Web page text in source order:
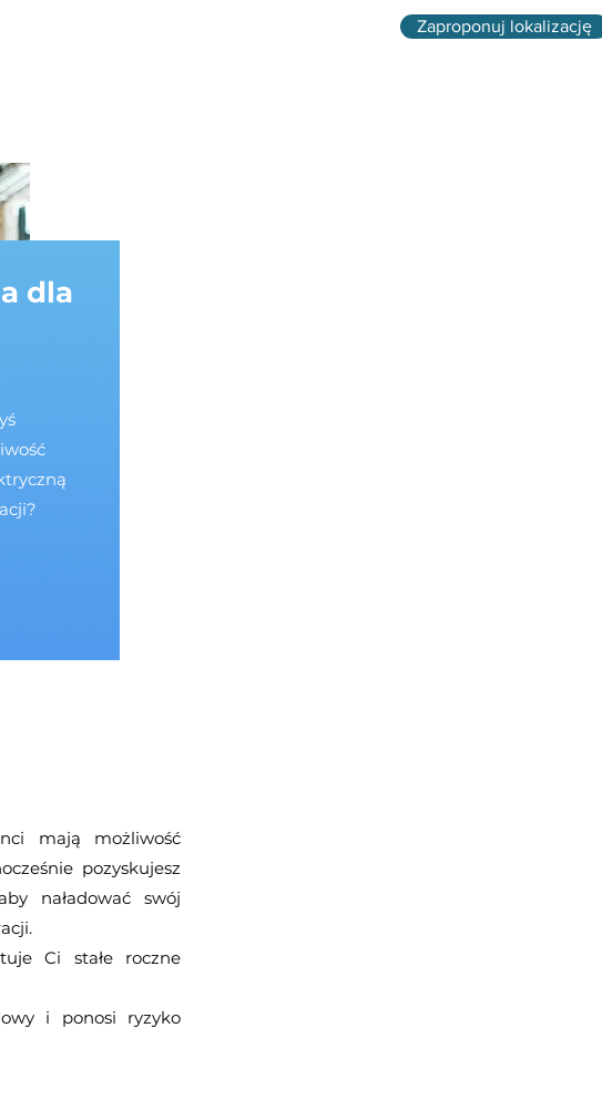
Zaproponuj lokalizację
dla
mają możliwość
pozyskujesz
naładować swój
Ci stałe roczne
i ponosi ryzyko